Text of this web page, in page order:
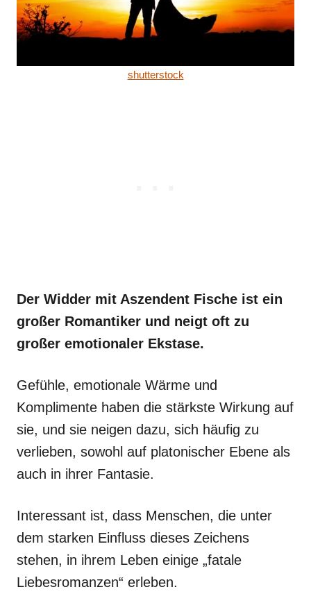
shutterstock
Der Widder mit Aszendent Fische ist ein
großer Romantiker und neigt oft zu
großer emotionaler Ekstase.
Gefühle, emotionale Wärme und
Komplimente haben die stärkste Wirkung auf
sie, und sie neigen dazu, sich häufig zu
verlieben, sowohl auf platonischer Ebene als
auch in ihrer Fantasie.
Interessant ist, dass Menschen, die unter
dem starken Einfluss dieses Zeichens
stehen, in ihrem Leben einige „fatale
Liebesromanzen“ erleben.